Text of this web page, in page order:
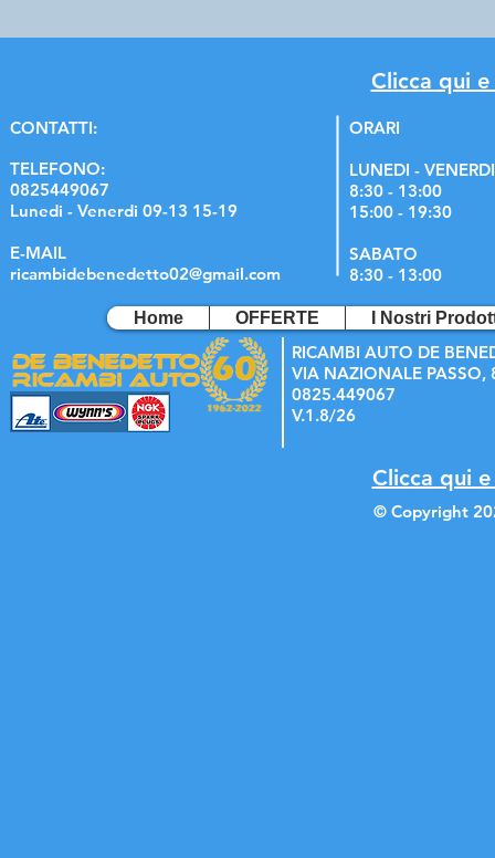
Clicca qui
CONTATTI:
TELEFONO:
0825449067
Lunedi - Venerdi 09-13 15-19
E-MAIL
ricambidebenedetto02@gmail.com
ORARI
LUNEDI - VENERDI
8:30 - 13:00
15:00 - 19:30
SABATO
8:30 - 13:00
Home OFFERTE I Nostri
RICAMBI AUTO DE
VIA NAZIONALE PASSO,
0825.449067
V.1.8/26
Clicca qui
© Copyright